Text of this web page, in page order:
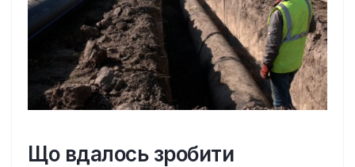
Що вдалось зробити